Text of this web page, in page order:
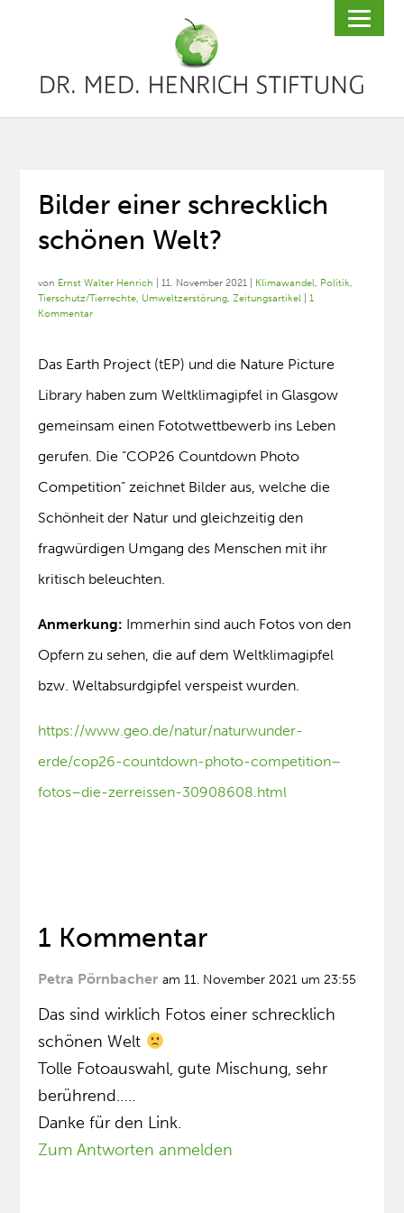
Bilder einer schrecklich
schönen Welt?
von Ernst Walter Henrich |11. November 2021 Klimawandel, Politik,
Tierschutz/Tierrechte, Umweltzerstörung,Zeitungsartikel |1
Kommentar
Das Earth Project (tEP) und die Nature Picture
Library haben zum Weltklimagipfel in Glasgow
gemeinsam einen Fototwettbewerb ins Leben
gerufen. Die “COP26 Countdown Photo
Competition” zeichnet Bilder aus, welche die
Schönheit der Natur und gleichzeitig den
fragwürdigen Umgang des Menschen mit ihr
kritisch beleuchten.
Anmerkung: Immerhin sind auch Fotos von den
Opfern zu sehen, die auf dem Weltklimagipfel
bzw. Weltabsurdgipfel verspeist wurden.
https://www.geo.de/natur/naturwunder-
erde/cop26-countdown-photo-competition–
fotos–die-zerreissen-30908608.html
1 Kommentar
Petra Pörnbacher am 11. November 2021 um 23:55
Das sind wirklich Fotos einer schrecklich
schönen Welt
Tolle Fotoauswahl, gute Mischung, sehr
berührend…..
Danke für den Link.
Zum Antworten anmelden